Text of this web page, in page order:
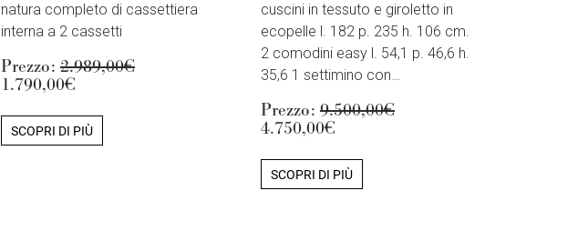
natura completo di cassettiera
interna a 2 cassetti
Prezzo: 2.989,00€
1.790,00€
SCOPRI DI PIÙ
cuscini in tessuto e giroletto in
ecopelle l. 182 p. 235 h. 106 cm.
2 comodini easy l. 54,1 p. 46,6 h.
35,6 1 settimino con…
Prezzo: 9.500,00€
4.750,00€
SCOPRI DI PIÙ